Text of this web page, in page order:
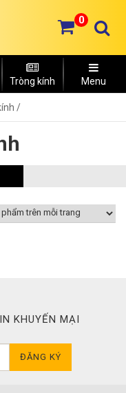
0
Tròng kính Menu
/
KHUYẾN MẠI
ĐĂNG KÝ